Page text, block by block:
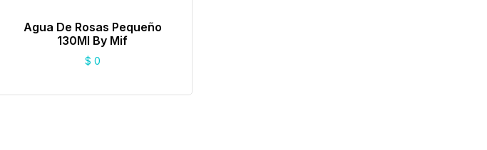
Agua De Rosas Pequeño
130Ml By Mif
$ 0